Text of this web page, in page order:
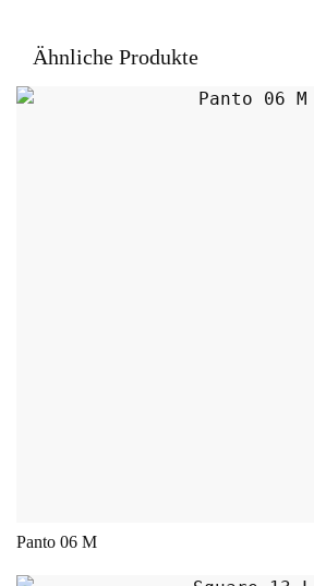
Ähnliche Produkte
Panto 06 M
Dieses Produkt weist